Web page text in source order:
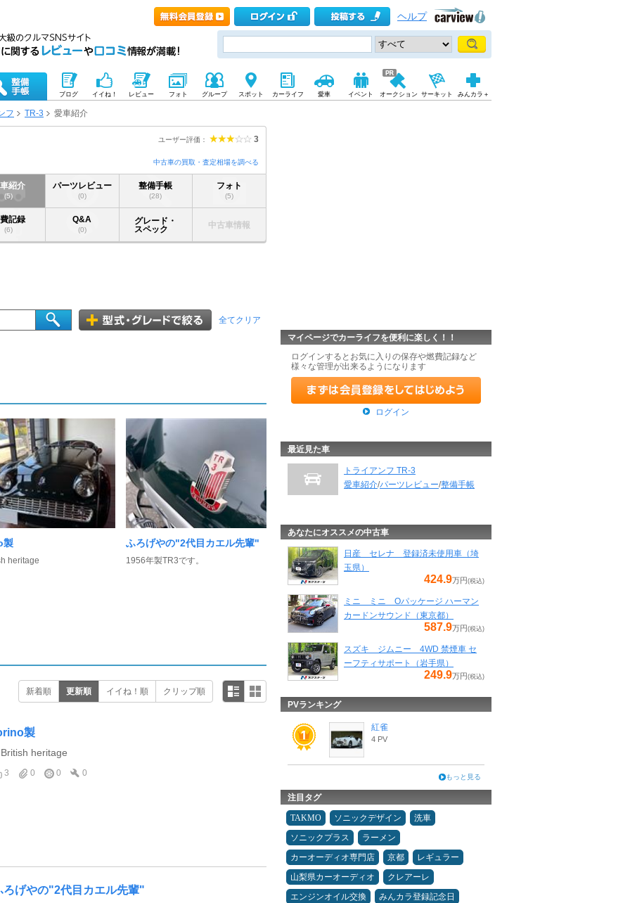
ヘルプ
ブログ イイね！ レビュー フォト グループ スポット カーライフ 愛車 イベント オークション サーキット みんカラ＋
フ TR-3 愛車紹介
ユーザー評価： 3
中古車の買取・査定相場を調べる
紹介
(5)
パーツレビュー
(0)
整備手帳
(28)
フォト
(5)
記録
(6)
Q&A
(0)
グレード・
スペック
中古車情報
全てクリア
製
heritage
ふろげやの"2代目カエル先輩"
1956年製TR3です。
新着順 更新順 イイね！順 クリップ順
製
heritage
3 0 0 0
ろげやの"2代目カエル先輩"
マイページでカーライフを便利に楽しく！！
ログインするとお気に入りの保存や燃費記録など
様々な管理が出来るようになります
ログイン
最近見た車
トライアンフ TR-3
愛車紹介/パーツレビュー/整備手帳
あなたにオススメの中古車
日産 セレナ 登録済未使用車（埼
玉県）
424.9万円 (税込)
ミニ ミニ Oパッケージ ハーマン
カードンサウンド（東京都）
587.9万円 (税込)
スズキ ジムニー 4WD 禁煙車 セ
ーフティサポート（岩手県）
249.9万円 (税込)
PVランキング
紅雀
4 PV
もっと見る
注目タグ
TAKMO ソニックデザイン
洗車
ソニックプラス
ラーメン
カーオーディオ専門店
京都
レギュラー
山梨県カーオーディオ
クレアーレ
エンジンオイル交換
みんカラ登録記念日